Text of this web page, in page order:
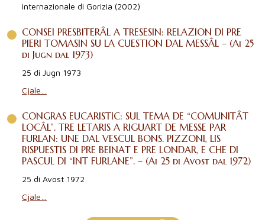
internazionale di Gorizia (2002)
CONSEI PRESBITERÂL A TRESESIN: RELAZION DI PRE
PIERI TOMASIN SU LA CUESTION DAL MESSÂL – (Ai 25
di Jugn dal 1973)
25 di Jugn 1973
Cjale…
CONGRAS EUCARISTIC: SUL TEMA DE “COMUNITÂT
LOCÂL”. TRE LETARIS A RIGUART DE MESSE PAR
FURLAN: UNE DAL VESCUL BONS. PIZZONI, LIS
RISPUESTIS DI PRE BEINAT E PRE LONDAR, E CHE DI
PASCUL DI “INT FURLANE”. – (Ai 25 di Avost dal 1972)
25 di Avost 1972
Cjale…